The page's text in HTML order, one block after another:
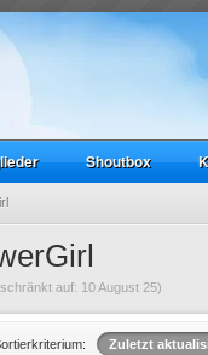
Shoutbox
auf: 10 August 25)
Zuletzt